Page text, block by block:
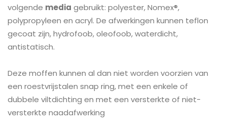
volgende media gebruikt: polyester, Nomex®,
polypropyleen en acryl. De afwerkingen kunnen teflon
gecoat zijn, hydrofoob, oleofoob, waterdicht,
antistatisch.
Deze moffen kunnen al dan niet worden voorzien van
een roestvrijstalen snap ring, met een enkele of
dubbele viltdichting en met een versterkte of niet-
versterkte naadafwerking